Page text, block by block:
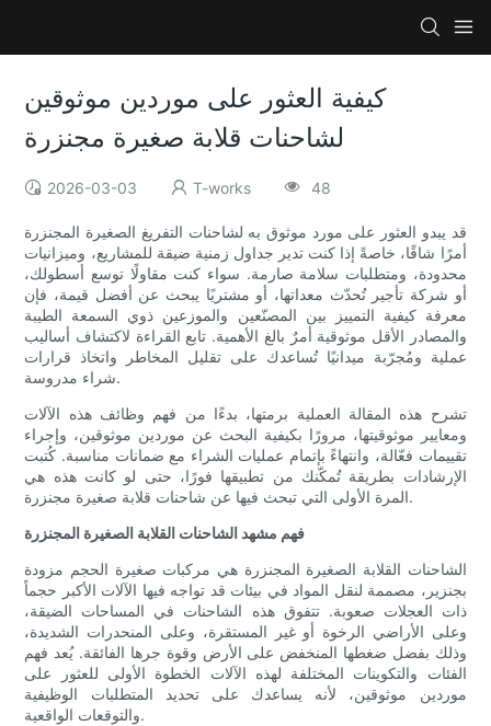
كيفية العثور على موردين موثوقين
لشاحنات قلابة صغيرة مجنزرة
2026-03-03 T-works 48
قد يبدو العثور على مورد موثوق به لشاحنات التفريغ الصغيرة المجنزرة
أمرًا شاقًا، خاصةً إذا كنت تدير جداول زمنية ضيقة للمشاريع، وميزانيات
محدودة، ومتطلبات سلامة صارمة. سواء كنت مقاولًا توسع أسطولك،
أو شركة تأجير تُحدّث معداتها، أو مشتريًا يبحث عن أفضل قيمة، فإن
معرفة كيفية التمييز بين المصنّعين والموزعين ذوي السمعة الطيبة
والمصادر الأقل موثوقية أمرٌ بالغ الأهمية. تابع القراءة لاكتشاف أساليب
عملية ومُجرّبة ميدانيًا تُساعدك على تقليل المخاطر واتخاذ قرارات
شراء مدروسة.
تشرح هذه المقالة العملية برمتها، بدءًا من فهم وظائف هذه الآلات
ومعايير موثوقيتها، مرورًا بكيفية البحث عن موردين موثوقين، وإجراء
تقييمات فعّالة، وانتهاءً بإتمام عمليات الشراء مع ضمانات مناسبة. كُتبت
الإرشادات بطريقة تُمكّنك من تطبيقها فورًا، حتى لو كانت هذه هي
المرة الأولى التي تبحث فيها عن شاحنات قلابة صغيرة مجنزرة.
فهم مشهد الشاحنات القلابة الصغيرة المجنزرة
الشاحنات القلابة الصغيرة المجنزرة هي مركبات صغيرة الحجم مزودة
بجنزير، مصممة لنقل المواد في بيئات قد تواجه فيها الآلات الأكبر حجماً
ذات العجلات صعوبة. تتفوق هذه الشاحنات في المساحات الضيقة،
وعلى الأراضي الرخوة أو غير المستقرة، وعلى المنحدرات الشديدة،
وذلك بفضل ضغطها المنخفض على الأرض وقوة جرها الفائقة. يُعد فهم
الفئات والتكوينات المختلفة لهذه الآلات الخطوة الأولى للعثور على
موردين موثوقين، لأنه يساعدك على تحديد المتطلبات الوظيفية
والتوقعات الواقعية.